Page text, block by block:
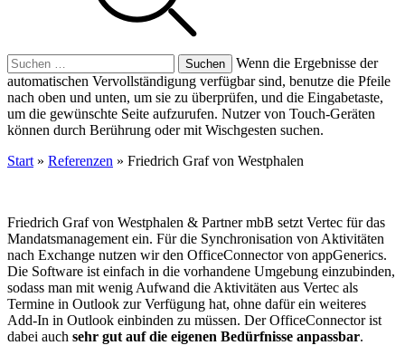
Suchen
nach:
Wenn die Ergebnisse der
automatischen Vervollständigung verfügbar sind, benutze die Pfeile
nach oben und unten, um sie zu überprüfen, und die Eingabetaste,
um die gewünschte Seite aufzurufen. Nutzer von Touch-Geräten
können durch Berührung oder mit Wischgesten suchen.
Start » Referenzen » Friedrich Graf von Westphalen
Friedrich Graf von Westphalen & Partner mbB setzt Vertec für das
Mandatsmanagement ein. Für die Synchronisation von Aktivitäten
nach Exchange nutzen wir den OfficeConnector von appGenerics.
Die Software ist einfach in die vorhandene Umgebung einzubinden,
sodass man mit wenig Aufwand die Aktivitäten aus Vertec als
Termine in Outlook zur Verfügung hat, ohne dafür ein weiteres
Add-In in Outlook einbinden zu müssen. Der OfficeConnector ist
dabei auch sehr gut auf die eigenen Bedürfnisse anpassbar.